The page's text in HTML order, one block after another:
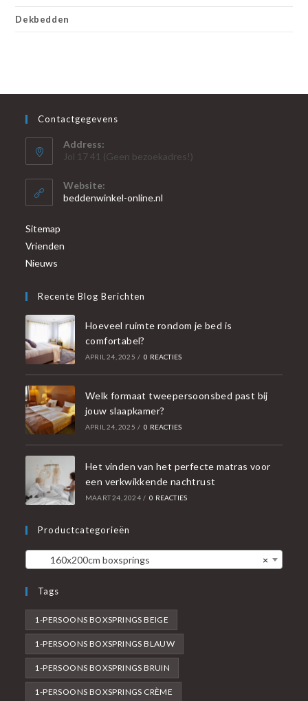
Dekbedden
Contactgegevens
Address:
Jol 17 41 (Geen bezoekadres!)
Website:
beddenwinkel-online.nl
Sitemap
Vrienden
Nieuws
Recente Blog Berichten
Hoeveel ruimte rondom je bed is
comfortabel?
APRIL 24, 2025 / 0 REACTIES
Welk formaat tweepersoonsbed past bij
jouw slaapkamer?
APRIL 24, 2025 / 0 REACTIES
Het vinden van het perfecte matras voor
een verkwikkende nachtrust
MAART 24, 2024 / 0 REACTIES
Productcategorieën
×
160x200cm boxsprings
Tags
1-PERSOONS BOXSPRINGS BEIGE
1-PERSOONS BOXSPRINGS BLAUW
1-PERSOONS BOXSPRINGS BRUIN
1-PERSOONS BOXSPRINGS CRÈME